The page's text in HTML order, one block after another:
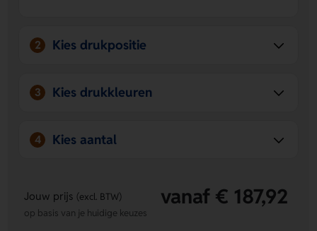
2 Kies drukpositie
3 Kies drukkleuren
4 Kies aantal
Jouw prijs (excl. BTW) vanaf € 187,92
op basis van je huidige keuzes